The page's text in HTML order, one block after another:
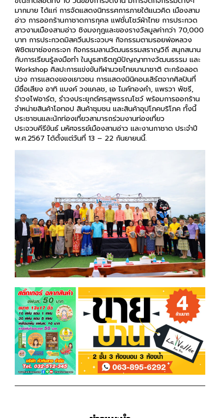
มากมาย ได้แก่ การจัดแสดงนิทรรศการภายใต้แนวคิด เมืองสาม
อ่าว การออกร้านกาชาดการกุศล แฟชั่นโชว์ผ้าไทย การประกวด
สาวงามเมืองสามอ่าว ชิงมงกุฎและของรางวัลมูลค่ากว่า 70,000
บาท การประกวดมิสควีนประจวบฯ กิจกรรมตามรอยพ่อหลวง
พิชิตเขาช่องกระจก กิจกรรมลานวัฒนธรรมสราญวิถี สนุกสนาน
กับการเรียนรู้ลงมือทำ ในบูธสาธิตภูมิปัญญาทางวัฒนธรรม และ
Workshop ศิลปะการแข่งขันกีฬามวยไทยนานาชาติ ตะกร้อลอด
บ่วง การแสดงของเยาวชน การแสดงมินิคอนเสิร์ตจากศิลปินที่
มีชื่อเสียง อาทิ แบงค์ วงแคลช, เอ ไมค์ทองคำ, แพรวา พัชรี,
รำวงไฟอาร์ต, รำวงประยุกต์ศรสุพรรณโชว์ พร้อมการออกร้าน
จำหน่ายสินค้าโอทอป สินค้าชุมชน และสินค้าอุปโภคบริโภค ทั้งนี้
ประชาชนและนักท่องเที่ยวสามารถร่วมงานท่องเที่ยว
ประจวบคีรีขันธ์ มหัศจรรย์เมืองสามอ่าว และงานกาชาด ประจำปี
พ.ศ.2567 ได้ตั้งแต่วันที่ 13 – 22 กันยายนนี้.